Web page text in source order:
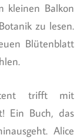
kleinen Balkon
zu lesen.
Blütenblatt
trifft mit
Ein Buch, das
Alice